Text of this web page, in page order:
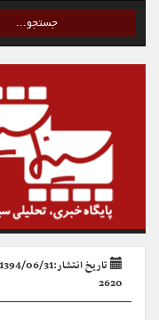
تاریخ انتشار:1394/06/31 - 16:15
2620